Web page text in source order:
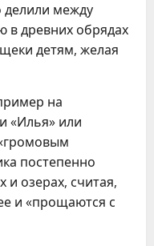
между
в древних обрядах
детям, желая
на
«Илья» или
постепенно
и озерах, считая,
и «прощаются с